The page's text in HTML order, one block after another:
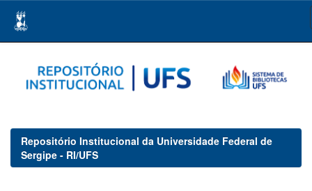
navigation
Repositório Institucional da Universidade Federal de
Sergipe - RI/UFS